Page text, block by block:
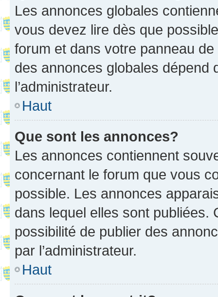
Les annonces globales
vous devez lire dès que
forum et dans votre panneau
des annonces globales dépend
l’administrateur.
Haut
Que sont les annonces?
Les annonces contiennent
concernant le forum que vous
possible. Les annonces
dans lequel elles sont publiées.
possibilité de publier des
par l’administrateur.
Haut